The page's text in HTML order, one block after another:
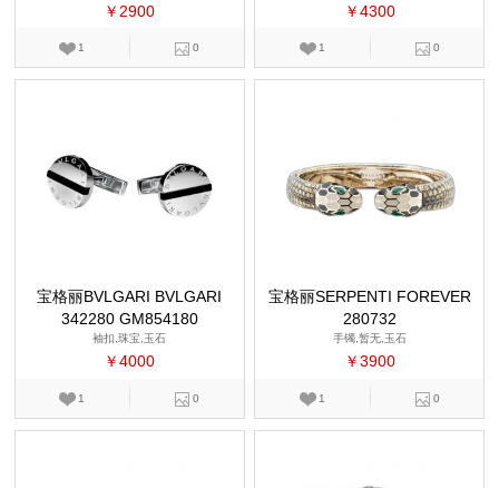
￥2900
1 0
￥4300
1 0
宝格丽BVLGARI BVLGARI
342280 GM854180
袖扣,珠宝,玉石
￥4000
1 0
宝格丽SERPENTI FOREVER
280732
手镯,暂无,玉石
￥3900
1 0